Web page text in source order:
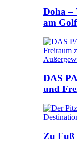
Doha –
am Golf
DAS
und
Zu Fuß